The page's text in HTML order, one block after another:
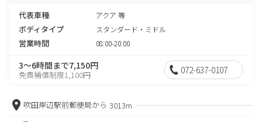
代表車種 アクア 等
ボディタイプ スタンダード・ミドル
営業時間 08:00-20:00
3～6時間まで7,150円
免責補償制度1,100円 072-637-0107
吹田岸辺駅前郵便局から 3013m